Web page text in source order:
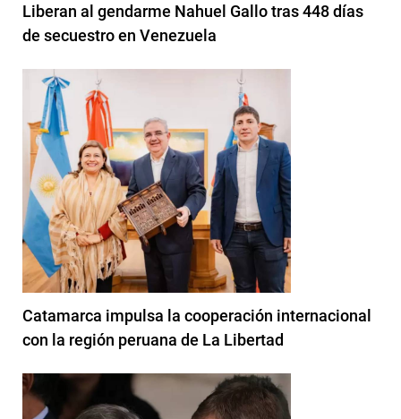
Liberan al gendarme Nahuel Gallo tras 448 días
de secuestro en Venezuela
Catamarca impulsa la cooperación internacional
con la región peruana de La Libertad